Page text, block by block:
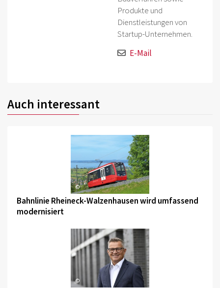
Produkte und
Dienstleistungen von
Startup-Unternehmen.
E-Mail
Auch interessant
©
Bahnlinie Rheineck-Walzenhausen wird umfassend
modernisiert
©